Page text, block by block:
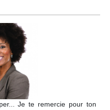
Je te remercie pour ton